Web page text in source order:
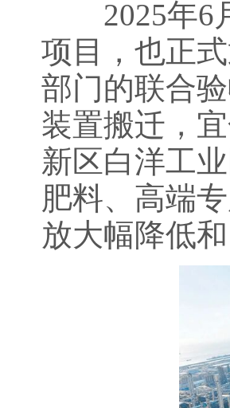
2025年6月
项目，也正
部门的联合
装置搬迁，
新区白洋工
肥料、高端
放大幅降低